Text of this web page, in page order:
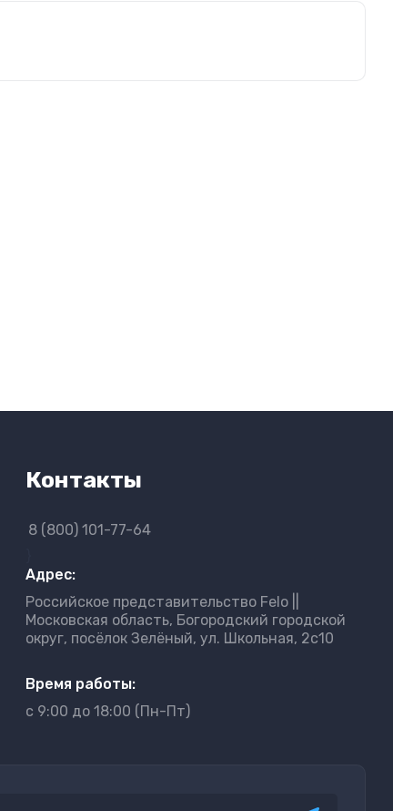
Контакты
8 (800) 101-77-64
Адрес:
Российское представительство Felo ||
Московская область, Богородский городской
округ, посёлок Зелёный, ул. Школьная, 2с10
Время работы:
с 9:00 до 18:00 (Пн-Пт)